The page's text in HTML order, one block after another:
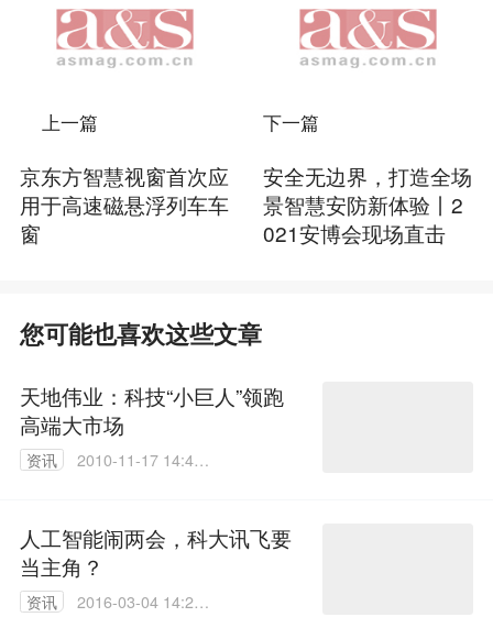
上一篇
京东方智慧视窗首次应
用于高速磁悬浮列车车
窗
下一篇
安全无边界，打造全场
景智慧安防新体验丨2
021安博会现场直击
您可能也喜欢这些文章
天地伟业：科技“小巨人”领跑
高端大市场
资讯
2010-11-17 14:49:
人工智能闹两会，科大讯飞要
当主角？
资讯
2016-03-04 14:27: